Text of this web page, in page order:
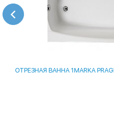
ОТРЕЗНАЯ ВАННА 1MARKA